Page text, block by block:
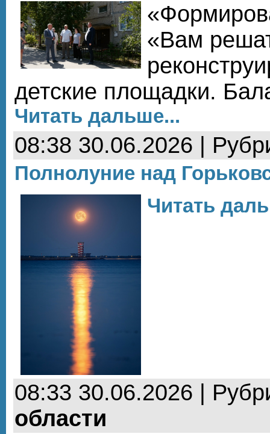
«Вам
детские площадки.
Читать дальше...
08:38 30.06.2026 |
Полнолуние над
Читать
08:33 30.06.2026 |
области